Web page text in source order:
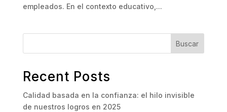
empleados. En el contexto educativo,...
Buscar
Recent Posts
Calidad basada en la confianza: el hilo invisible
de nuestros logros en 2025